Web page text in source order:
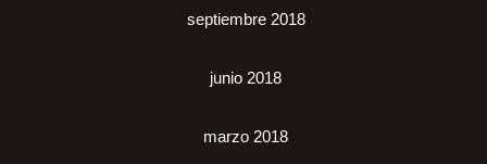
septiembre 2018
junio 2018
marzo 2018